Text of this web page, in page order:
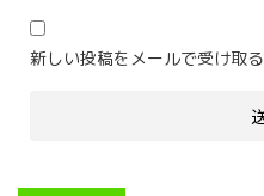
新しい投稿をメールで受け取る